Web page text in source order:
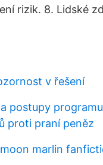
rizik. 8. Lidské
v řešení
postupy
proti praní peněz
marlin